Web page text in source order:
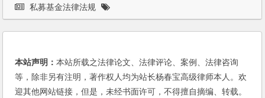
私募基金法律法规
本站声明：本站所载之法律论文、法律评论、案例、法律咨询
等，除非另有注明，著作权人均为站长杨春宝高级律师本人。欢
迎其他网站链接，但是，未经书面许可，不得擅自摘编、转载。